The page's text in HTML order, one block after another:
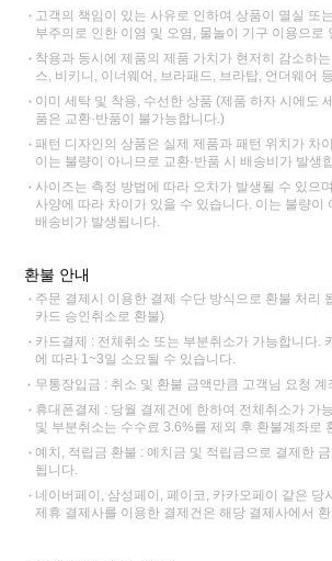
고객의 책임이 있는 사유로 인하여 상품이 멸실 또
부주의로 인한 이염 및 오염, 물놀이 기구 이용으로
착용과 동시에 제품의 제품 가치가 현저히 감소하
스, 비키니, 이너웨어, 브라패드, 브라탑, 언더웨어
이미 세탁 및 착용, 수선한 상품 (제품 하자 시에도
품은 교환·반품이 불가능합니다.)
패턴 디자인의 상품은 실제 제품과 패턴 위치가 차
이는 불량이 아니므로 교환·반품 시 배송비가 발생
사이즈는 측정 방법에 따라 오차가 발생될 수 있으
사양에 따라 차이가 있을 수 있습니다. 이는 불량이
배송비가 발생됩니다.
환불 안내
주문 결제시 이용한 결제 수단 방식으로 환불 처리
카드 승인취소로 환불)
카드결제 : 전체취소 또는 부분취소가 가능합니다.
에 따라 1~3일 소요될 수 있습니다.
무통장입금 : 취소 및 환불 금액만큼 고객님 요청
휴대폰결제 : 당월 결제건에 한하여 전체취소가 가
및 부분취소는 수수료 3.6%를 제외 후 환불계좌로
예치, 적립금 환불 : 예치금 및 적립금으로 결제한
됩니다.
네이버페이, 삼성페이, 페이코, 카카오페이 같은 당
제휴 결제사를 이용한 결제건은 해당 결제사에서